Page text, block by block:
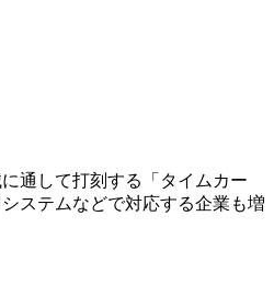
通して打刻する「タイムカー
ステムなどで対応する企業も増